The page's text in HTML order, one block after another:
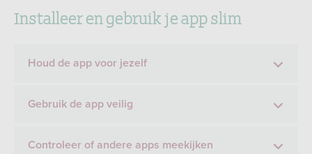
Installeer en gebruik je app slim
Houd de app voor jezelf
Gebruik de app veilig
Controleer of andere apps meekijken